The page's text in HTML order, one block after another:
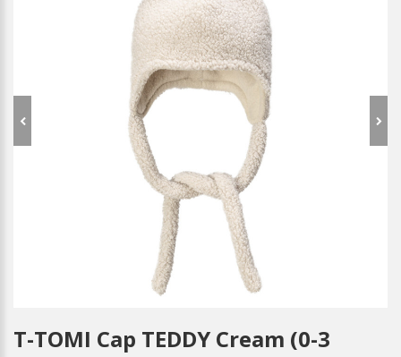
T-TOMI Cap TEDDY Cream (0-3